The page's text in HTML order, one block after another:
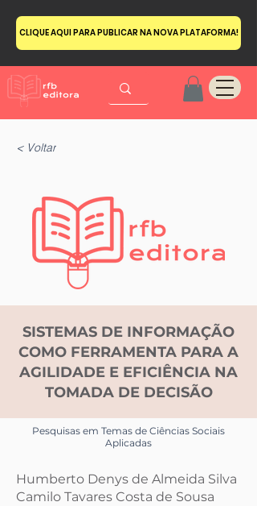
CLIQUE AQUI PARA PUBLICAR NA NOVA PLATAFORMA!
< Voltar
SISTEMAS DE INFORMAÇÃO
COMO FERRAMENTA PARA A
AGILIDADE E EFICIÊNCIA NA
TOMADA DE DECISÃO
Pesquisas em Temas de Ciências Sociais
Aplicadas
Humberto Denys de Almeida Silva
Camilo Tavares Costa de Sousa